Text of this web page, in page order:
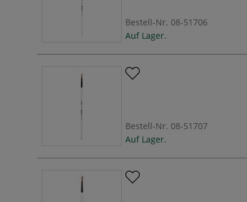
Bestell-Nr. 08-51706
Auf Lager.
Bestell-Nr. 08-51707
Auf Lager.